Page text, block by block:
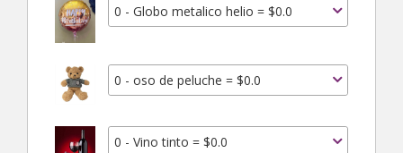
0 - Globo metalico helio = $0.0
0 - oso de peluche = $0.0
0 - Vino tinto = $0.0